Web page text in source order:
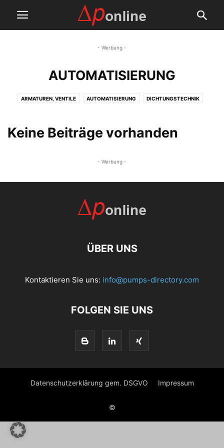
- Werbung -
AUTOMATISIERUNG
ARMATUREN, VENTILE AUTOMATISIERUNG DICHTUNGSTECHNIK
Keine Beiträge vorhanden
- Werbung -
ÜBER UNS
Kontaktieren Sie uns: info@pumps-directory.com
FOLGEN SIE UNS
Datenschutzerklärung gem. DSGVO Impressum
©